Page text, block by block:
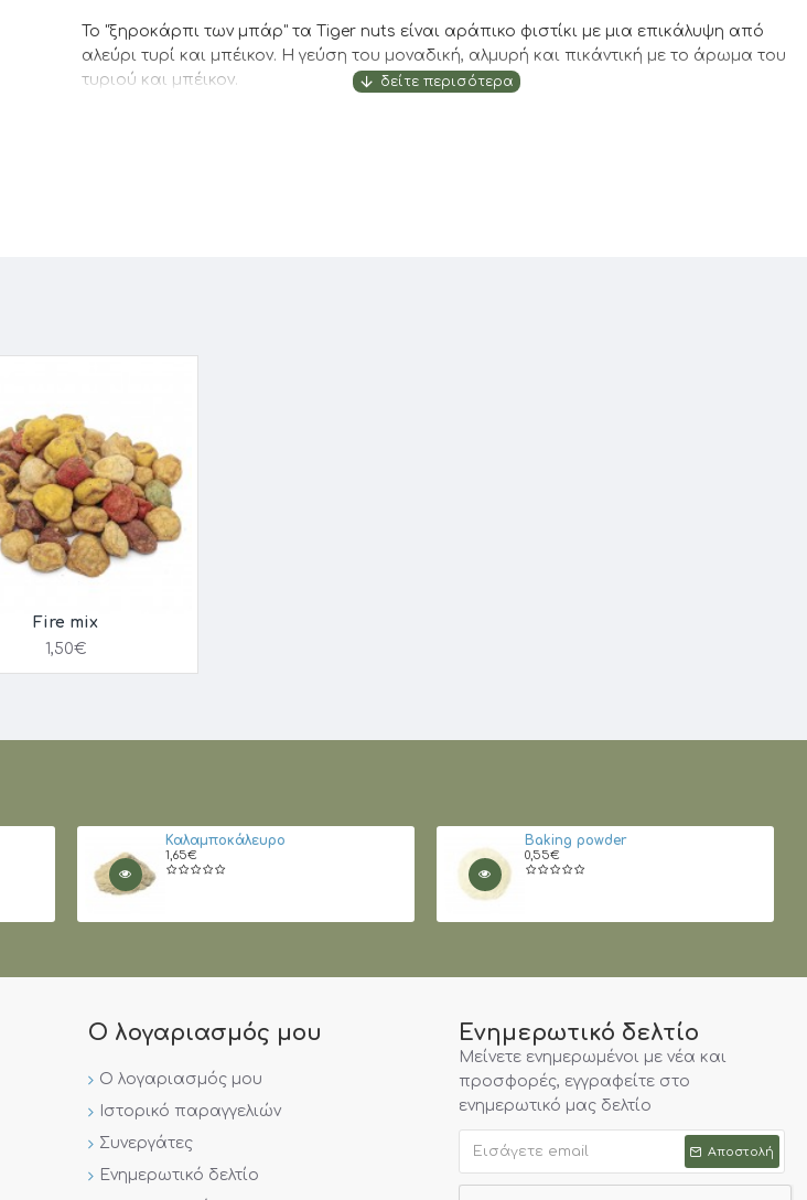
Το "ξηροκάρπι των μπάρ" τα Tiger nuts είναι αράπικο φιστίκι με μια επικάλυψη από
αλεύρι τυρί και μπέικον. Η γεύση του μοναδική, αλμυρή και πικάντική με το άρωμα του
τυριού και μπέικον.
Fire mix
1,50€
Καλαμποκάλευρο
1,65€
Baking powder
0,55€
Ο λογαριασμός μου
Ο λογαριασμός μου
Ιστορικό παραγγελιών
Συνεργάτες
Ενημερωτικό δελτίο
Ενημερωτικό δελτίο
Μείνετε ενημερωμένοι με νέα και
προσφορές, εγγραφείτε στο
ενημερωτικό μας δελτίο
Αποστολή